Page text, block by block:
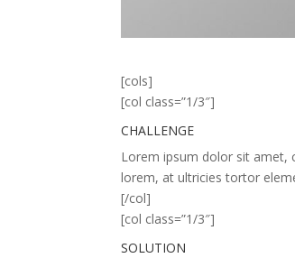
[cols]
[col class=”1/3″]
CHALLENGE
Lorem ipsum dolor sit amet,
lorem, at ultricies tortor
[/col]
[col class=”1/3″]
SOLUTION